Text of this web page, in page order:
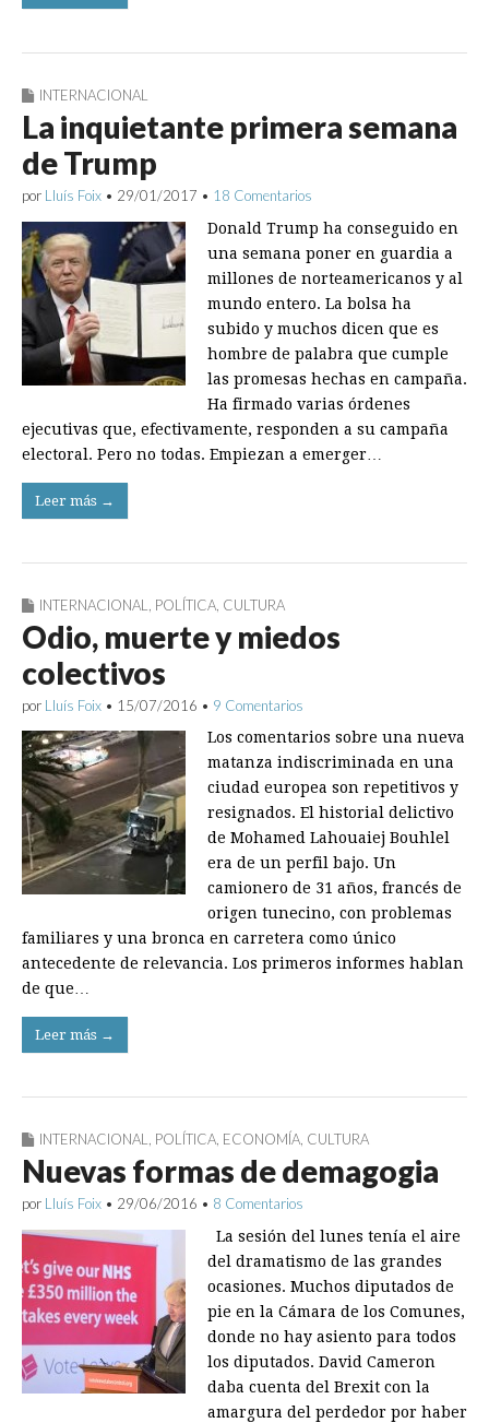
INTERNACIONAL
La inquietante primera semana
de Trump
por Lluís Foix • 29/01/2017 • 18 Comentarios
Donald Trump ha conseguido en
una semana poner en guardia a
millones de norteamericanos y al
mundo entero. La bolsa ha
subido y muchos dicen que es
hombre de palabra que cumple
las promesas hechas en campaña.
Ha firmado varias órdenes
ejecutivas que, efectivamente, responden a su campaña
electoral. Pero no todas. Empiezan a emerger…
Leer más →
INTERNACIONAL POLÍTICA CULTURA
Odio, muerte y miedos
colectivos
por Lluís Foix • 15/07/2016 • 9 Comentarios
Los comentarios sobre una nueva
matanza indiscriminada en una
ciudad europea son repetitivos y
resignados. El historial delictivo
de Mohamed Lahouaiej Bouhlel
era de un perfil bajo. Un
camionero de 31 años, francés de
origen tunecino, con problemas
familiares y una bronca en carretera como único
antecedente de relevancia. Los primeros informes hablan
de que…
Leer más →
INTERNACIONAL, POLÍTICA, ECONOMÍA, CULTURA
Nuevas formas de demagogia
por Lluís Foix • 29/06/2016 • 8 Comentarios
La sesión del lunes tenía el aire
del dramatismo de las grandes
ocasiones. Muchos diputados de
pie en la Cámara de los Comunes,
donde no hay asiento para todos
los diputados. David Cameron
daba cuenta del Brexit con la
amargura del perdedor por haber